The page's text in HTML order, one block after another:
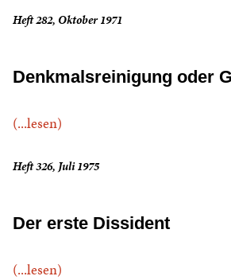
Heft 282, Oktober 1971
Denkmalsreinigung oder
(...lesen)
Heft 326, Juli 1975
Der erste Dissident
(...lesen)